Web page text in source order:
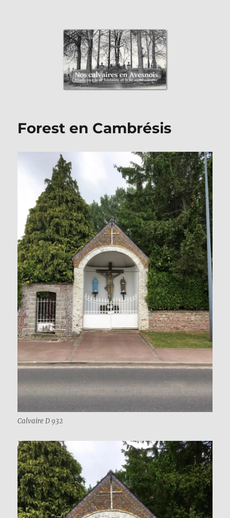
Nos Calvaires en Avesnois
Forest en Cambrésis
Calvaire D 932